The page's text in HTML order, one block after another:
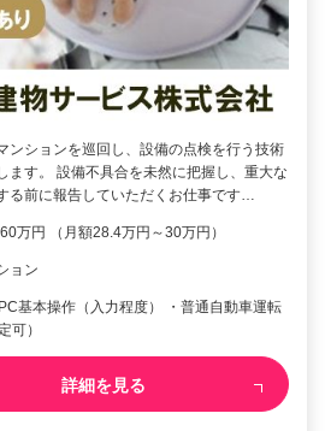
ンションを巡回し、設備の点検を行う技術
ます。 設備不具合を未然に把握し、重大な
る前に報告していただくお仕事です…
万円 （月額28.4万円～30万円）
ョン
基本操作（入力程度） ・普通自動車運転
可）
詳細を見る